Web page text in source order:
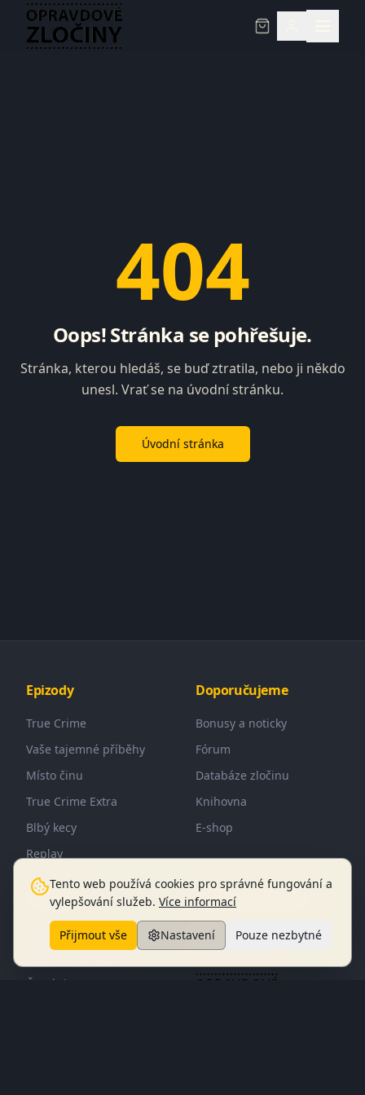
404
Oops! Stránka se pohřešuje.
Stránka, kterou hledáš, se buď ztratila, nebo ji někdo
unesl. Vrať se na úvodní stránku.
Úvodní stránka
Epizody
True Crime
Vaše tajemné příběhy
Místo činu
True Crime Extra
Blbý kecy
Replay
Doporučujeme
Bonusy a noticky
Fórum
Databáze zločinu
Knihovna
E-shop
Informace
Členství
Časté dotazy
Opravdové zločiny
Lucie Bechynková
Bára Krčmová
Tento web používá cookies pro správné fungování a
vylepšování služeb. Více informací
Přijmout vše Nastavení Pouze nezbytné